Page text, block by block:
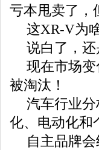
亏本甩卖了，
这XR-V为
说白了，还
现在市场
被淘汰！
汽车行业
化、电动化和
自主品牌